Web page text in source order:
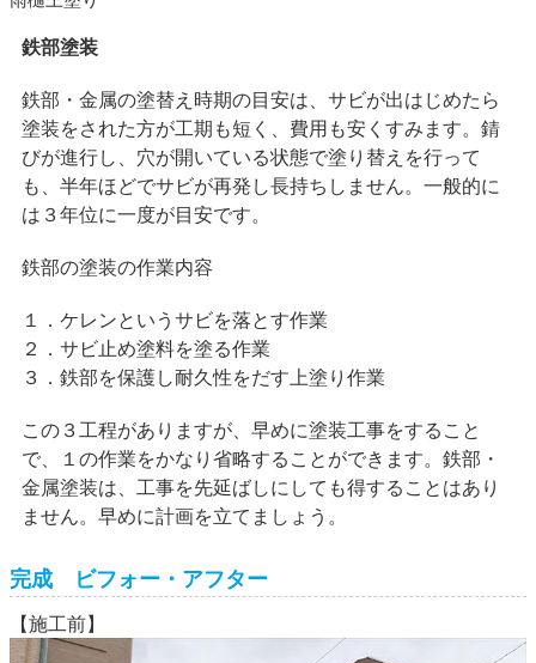
鉄部塗装
鉄部・金属の塗替え時期の目安は、サビが出はじめたら
塗装をされた方が工期も短く、費用も安くすみます。錆
びが進行し、穴が開いている状態で塗り替えを行って
も、半年ほどでサビが再発し長持ちしません。一般的に
は３年位に一度が目安です。
鉄部の塗装の作業内容
１．ケレンというサビを落とす作業
２．サビ止め塗料を塗る作業
３．鉄部を保護し耐久性をだす上塗り作業
この３工程がありますが、早めに塗装工事をすること
で、１の作業をかなり省略することができます。鉄部・
金属塗装は、工事を先延ばしにしても得することはあり
ません。早めに計画を立てましょう。
完成 ビフォー・アフター
【施工前】